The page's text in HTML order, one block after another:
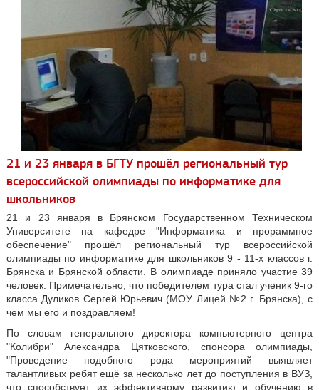
21 и 23 января в БГТУ прошёл региональный тур
всероссийской олимпиады по информатике для
школьников
21 и 23 января в Брянском Государственном Техническом
Университете на кафедре "Информатика и прораммное
обеспечение" прошёл региональный тур всероссийской
олимпиады по информатике для школьников 9 - 11-х классов г.
Брянска и Брянской области. В олимпиаде приняло участие 39
человек. Примечательно, что победителем тура стал ученик 9-го
класса Дуликов Сергей Юрьевич (МОУ Лицей №2 г. Брянска), с
чем мы его и поздравляем!
По словам генерального директора компьютерного центра
"Колибри" Александра Цятковского, спонсора олимпиады,
"Проведение подобного рода мероприятий выявляет
талантливых ребят ещё за несколько лет до поступления в ВУЗ,
что способствует их эффективному развитию и обучению в